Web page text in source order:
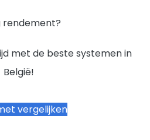
rendement?
met de beste systemen in
België!
vergelijken